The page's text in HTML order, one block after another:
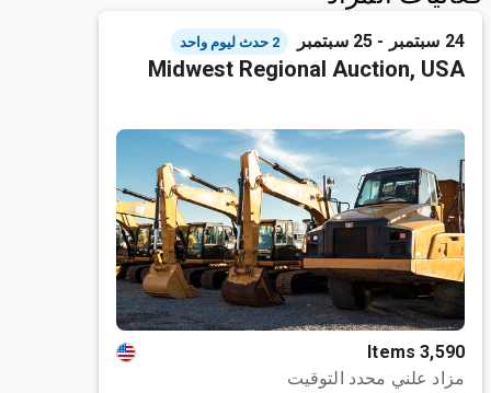
24 سبتمبر - 25 سبتمبر 2 حدث ليوم واحد
Midwest Regional Auction, USA
3,590 Items
مزاد علني محدد التوقيت